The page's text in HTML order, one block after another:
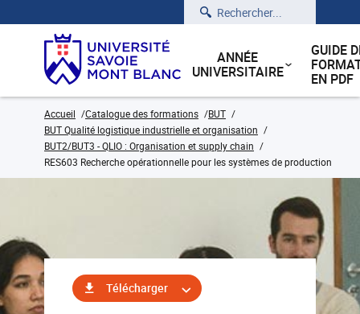
Rechercher
ANNÉE
UNIVERSITAIRE
GUIDE
EN PDF
Accueil Catalogue des formations
BUT
BUT Qualité logistique industrielle et organisation
BUT2/BUT3 - QLIO : Organisation et supply chain
RES603 Recherche opérationnelle pour les systèmes de production
Télécharger